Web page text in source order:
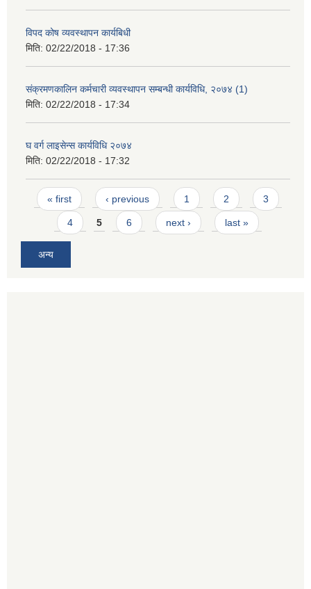
विपद कोष व्यवस्थापन कार्यबिधी
मिति: 02/22/2018 - 17:36
संक्रमणकालिन कर्मचारी व्यवस्थापन सम्बन्धी कार्यविधि, २०७४ (1)
मिति: 02/22/2018 - 17:34
घ वर्ग लाइसेन्स कार्यविधि २०७४
मिति: 02/22/2018 - 17:32
Pages
« first ‹ previous 1 2 3
4 5 6 next › last »
अन्य